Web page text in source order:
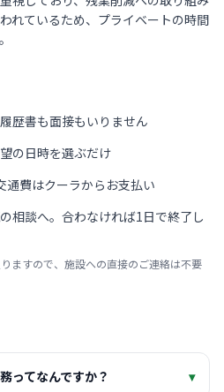
れているため、プライベートの時間
歴書も面接もいりません
の日時を選ぶだけ
通費はクーラからお支払い
相談へ。合わなければ1日で終了し
ますので、施設への直接のご連絡は不要
ってなんですか？ ▾